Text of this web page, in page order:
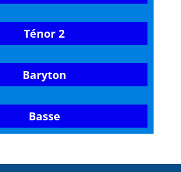
Ténor 2
Baryton
Basse